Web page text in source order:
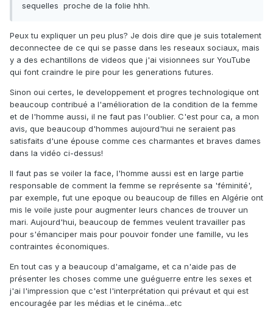
sequelles proche de la folie hhh.
Peux tu expliquer un peu plus? Je dois dire que je suis totalement
deconnectee de ce qui se passe dans les reseaux sociaux, mais
y a des echantillons de videos que j'ai visionnees sur YouTube
qui font craindre le pire pour les generations futures.
Sinon oui certes, le developpement et progres technologique ont
beaucoup contribué a l'amélioration de la condition de la femme
et de l'homme aussi, il ne faut pas l'oublier. C'est pour ca, a mon
avis, que beaucoup d'hommes aujourd'hui ne seraient pas
satisfaits d'une épouse comme ces charmantes et braves dames
dans la vidéo ci-dessus!
Il faut pas se voiler la face, l'homme aussi est en large partie
responsable de comment la femme se représente sa 'féminité',
par exemple, fut une epoque ou beaucoup de filles en Algérie ont
mis le voile juste pour augmenter leurs chances de trouver un
mari. Aujourd'hui, beaucoup de femmes veulent travailler pas
pour s'émanciper mais pour pouvoir fonder une famille, vu les
contraintes économiques.
En tout cas y a beaucoup d'amalgame, et ca n'aide pas de
présenter les choses comme une guéguerre entre les sexes et
j'ai l'impression que c'est l'interprétation qui prévaut et qui est
encouragée par les médias et le cinéma...etc